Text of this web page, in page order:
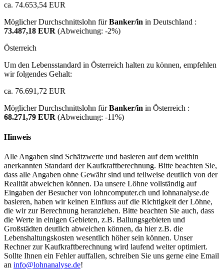
ca. 74.653,54 EUR
Möglicher Durchschnittslohn fürBanker/in in Deutschland :
73.487,18 EUR (Abweichung: -2%)
Österreich
Um den Lebensstandard in Österreich halten zu können, empfehlen
wir folgendes Gehalt:
ca. 76.691,72 EUR
Möglicher Durchschnittslohn fürBanker/in in Österreich :
68.271,79 EUR (Abweichung: -11%)
Hinweis
Alle Angaben sind Schätzwerte und basieren auf dem weithin
anerkannten Standard der Kaufkraftberechnung. Bitte beachten Sie,
dass alle Angaben ohne Gewähr sind und teilweise deutlich von der
Realität abweichen können. Da unsere Löhne vollständig auf
Eingaben der Besucher von lohncomputer.ch und lohnanalyse.de
basieren, haben wir keinen Einfluss auf die Richtigkeit der Löhne,
die wir zur Berechnung heranziehen. Bitte beachten Sie auch, dass
die Werte in einigen Gebieten, z.B. Ballungsgebieten und
Großstädten deutlich abweichen können, da hier z.B. die
Lebenshaltungskosten wesentlich höher sein können. Unser
Rechner zur Kaufkraftberechnung wird laufend weiter optimiert.
Sollte Ihnen ein Fehler auffallen, schreiben Sie uns gerne eine Email
an info@lohnanalyse.de!